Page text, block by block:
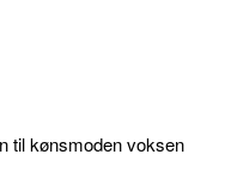
til kønsmoden voksen